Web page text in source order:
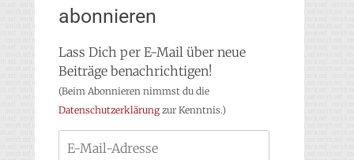
abonnieren
Lass Dich per E-Mail über neue
Beiträge benachrichtigen!
(Beim Abonnieren nimmst du die
Datenschutzerklärungzur Kenntnis.)